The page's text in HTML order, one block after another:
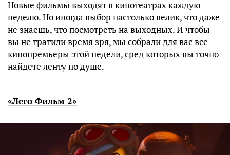
Новые фильмы выходят в кинотеатрах каждую
неделю. Но иногда выбор настолько велик, что даже
не знаешь, что посмотреть на выходных. И чтобы
вы не тратили время зря, мы собрали для вас все
кинопремьеры этой недели, сред которых вы точно
найдете ленту по душе.
«Лего Фильм 2»